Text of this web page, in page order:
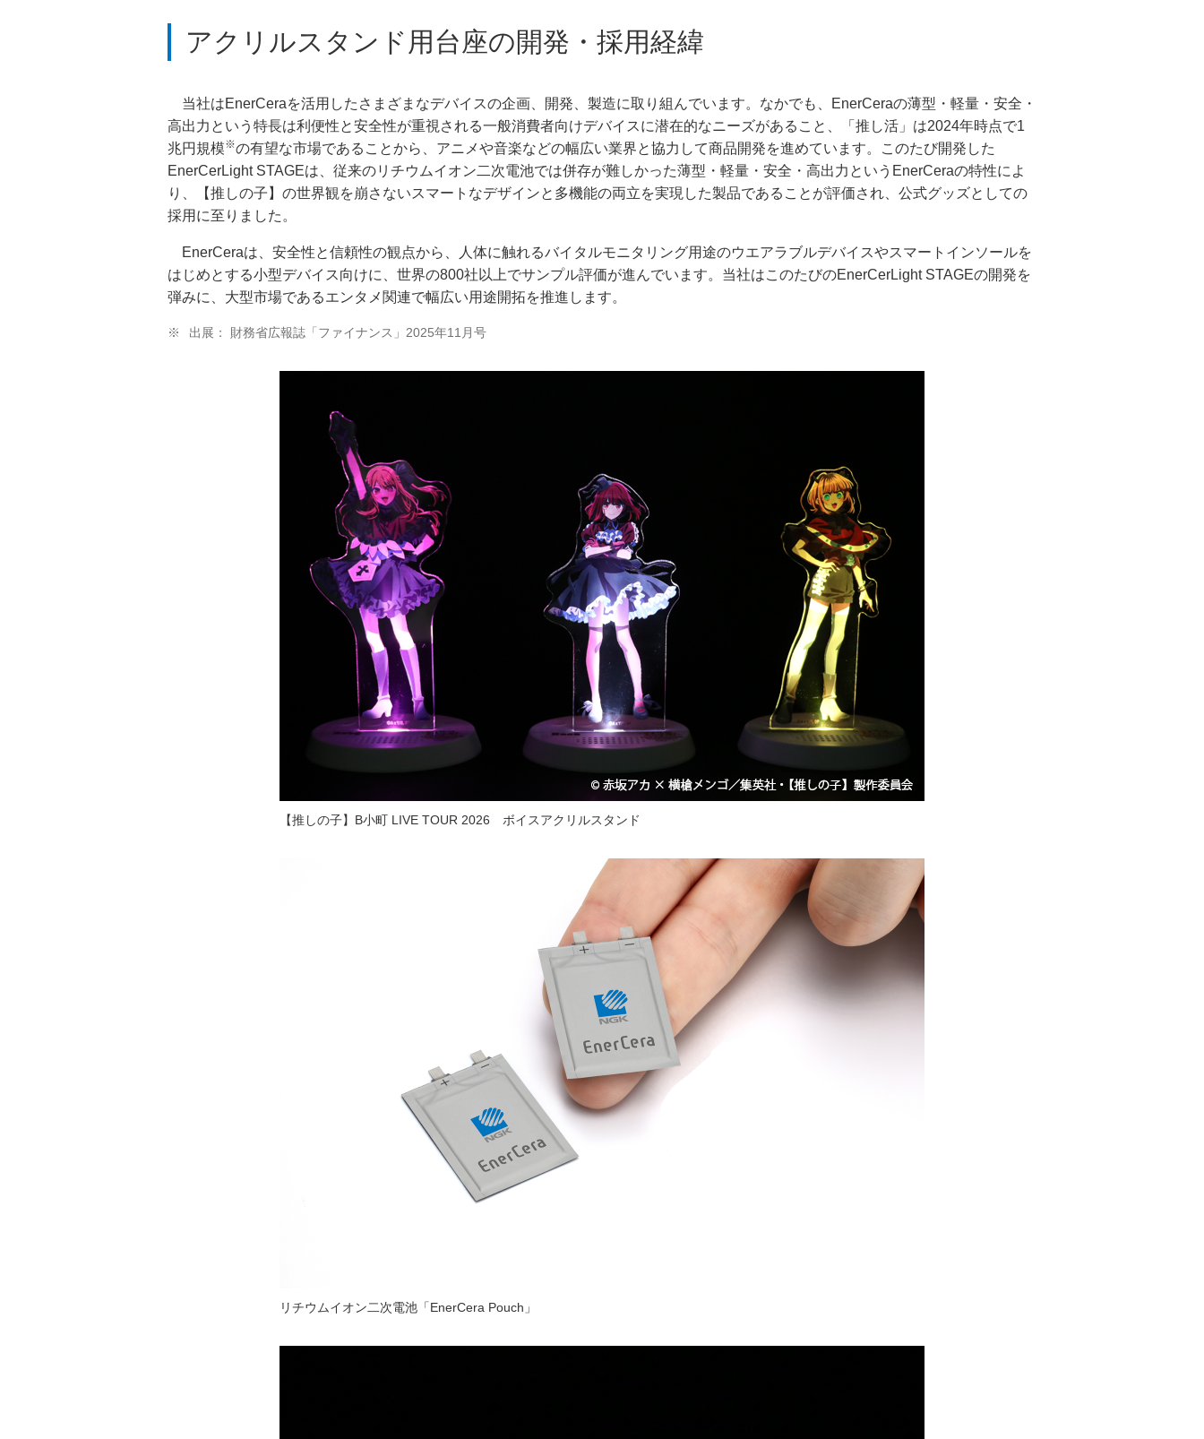
アクリルスタンド用台座の開発・採用経緯
当社はEnerCeraを活用したさまざまなデバイスの企画、開発、製造に取り組んでいます。なかでも、EnerCeraの薄型・軽量・安全・
高出力という特長は利便性と安全性が重視される一般消費者向けデバイスに潜在的なニーズがあること、「推し活」は2024年時点で1
兆円規模※の有望な市場であることから、アニメや音楽などの幅広い業界と協力して商品開発を進めています。このたび開発した
EnerCerLight STAGEは、従来のリチウムイオン二次電池では併存が難しかった薄型・軽量・安全・高出力というEnerCeraの特性によ
り、【推しの子】の世界観を崩さないスマートなデザインと多機能の両立を実現した製品であることが評価され、公式グッズとしての
採用に至りました。
EnerCeraは、安全性と信頼性の観点から、人体に触れるバイタルモニタリング用途のウエアラブルデバイスやスマートインソールを
はじめとする小型デバイス向けに、世界の800社以上でサンプル評価が進んでいます。当社はこのたびのEnerCerLight STAGEの開発を
弾みに、大型市場であるエンタメ関連で幅広い用途開拓を推進します。
※ 出展： 財務省広報誌「ファイナンス」2025年11月号
【推しの子】B小町 LIVE TOUR 2026 ボイスアクリルスタンド
リチウムイオン二次電池「EnerCera Pouch」